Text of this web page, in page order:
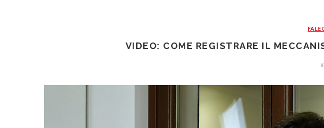
VIDEO: COME REGISTRARE IL